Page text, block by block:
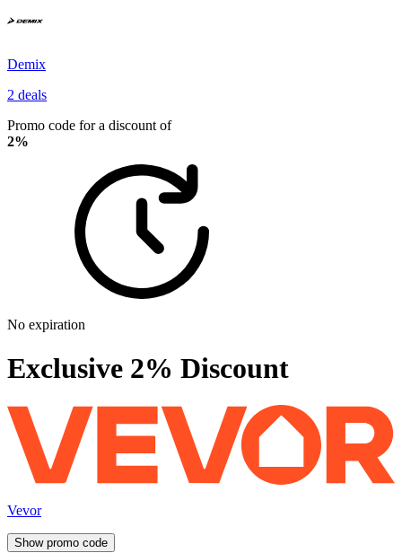
Demix
2 deals
Promo code for a discount of
2%
No expiration
Exclusive 2% Discount
Vevor
Show promo code